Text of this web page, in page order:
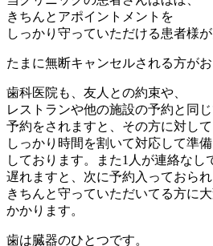
きちんとアポイントメントを
しっかり守っていただける患者様
たまに無断キャンセルされる方がお
歯科医院も、友人との約束や、
レストランや他の施設の予約と同
予約をされますと、その方に対して
しっかり時間を割いて対応して準
しております。また1人が連絡なし
遅れますと、次に予約入っておら
きちんと守っていただいてる方に
かかります。
歯は臓器のひとつです。